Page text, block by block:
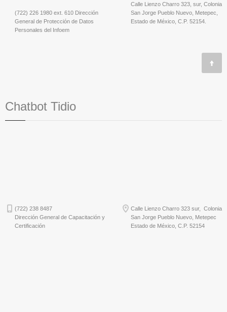
(722) 226 1980 ext. 610 Dirección
General de Protección de Datos
Personales del Infoem
Calle Lienzo Charro 323, sur, Colonia
San Jorge Pueblo Nuevo, Metepec,
Estado de México, C.P. 52154.
Chatbot Tidio
(722) 238 8487
Dirección General de Capacitación y
Certificación
Calle Lienzo Charro 323 sur, Colonia
San Jorge Pueblo Nuevo, Metepec
Estado de México, C.P. 52154